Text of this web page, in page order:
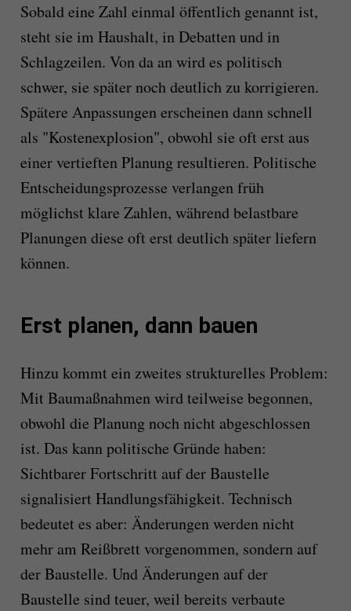
Sobald eine Zahl einmal öffentlich genannt ist,
steht sie im Haushalt, in Debatten und in
Schlagzeilen. Von da an wird es politisch
schwer, sie später noch deutlich zu korrigieren.
Spätere Anpassungen erscheinen dann schnell
als "Kostenexplosion", obwohl sie oft erst aus
einer vertieften Planung resultieren. Politische
Entscheidungsprozesse verlangen früh
möglichst klare Zahlen, während belastbare
Planungen diese oft erst deutlich später liefern
können.
Erst planen, dann bauen
Hinzu kommt ein zweites strukturelles Problem:
Mit Baumaßnahmen wird teilweise begonnen,
obwohl die Planung noch nicht abgeschlossen
ist. Das kann politische Gründe haben:
Sichtbarer Fortschritt auf der Baustelle
signalisiert Handlungsfähigkeit. Technisch
bedeutet es aber: Änderungen werden nicht
mehr am Reißbrett vorgenommen, sondern auf
der Baustelle. Und Änderungen auf der
Baustelle sind teuer, weil bereits verbaute